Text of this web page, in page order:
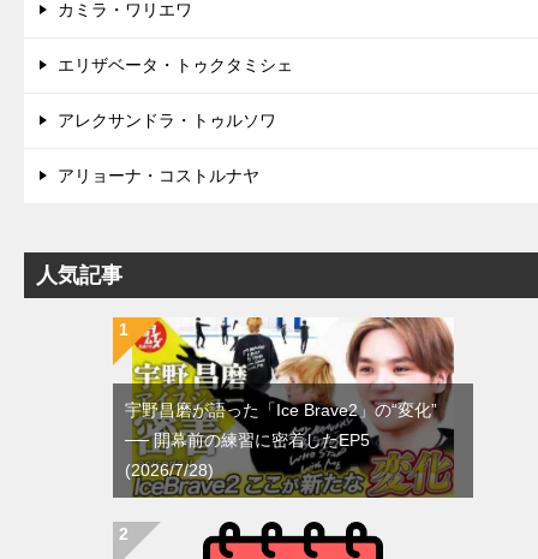
カミラ・ワリエワ
エリザベータ・トゥクタミシェ
アレクサンドラ・トゥルソワ
アリョーナ・コストルナヤ
人気記事
宇野昌磨が語った「Ice Brave2」の“変化”
── 開幕前の練習に密着したEP5
(2026/7/28)